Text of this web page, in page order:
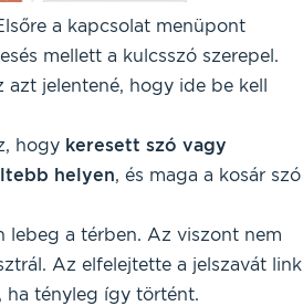
a kapcsolat menüpont
mellett a kulcsszó szerepel.
azt jelentené, hogy ide be kell
hogykeresett szó vagy
helyen, és maga a kosár szó
lebeg a térben. Az viszont nem
Az elfelejtette a jelszavát link
ha tényleg így történt.